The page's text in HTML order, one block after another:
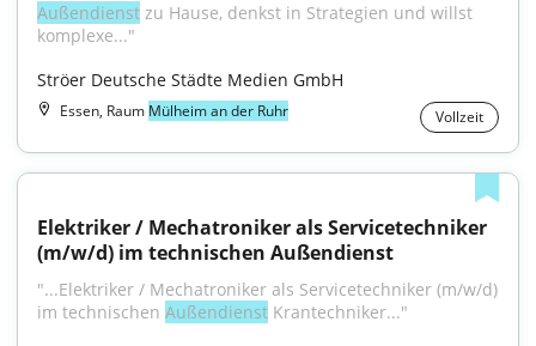
Außendienst zu Hause, denkst in Strategien und willst
komplexe..."
Ströer Deutsche Städte Medien GmbH
Essen, Raum Mülheim an der Ruhr Vollzeit
Elektriker / Mechatroniker als Servicetechniker
(m/w/d) im technischen Außendienst
"...Elektriker / Mechatroniker als Servicetechniker (m/w/d)
im technischen Außendienst Krantechniker..."